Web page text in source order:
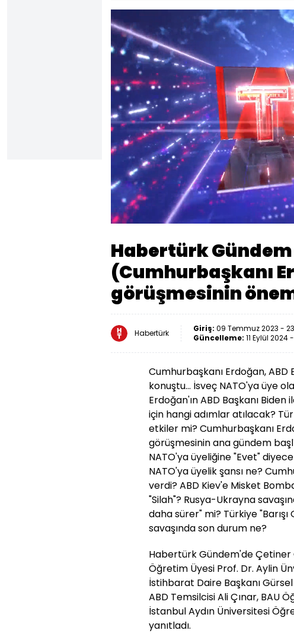
Sesi
Yüklendi :
0.45%
Habertürk Gündem
(Cumhurbaşkanı
görüşmesinin
Habertürk Giriş: 09 Temmuz 2023 -
Güncelleme: 11 Eylül 2024 -
Cumhurbaşkanı Erdoğan, ABD
konuştu... İsveç NATO'ya üye
Erdoğan'ın ABD Başkanı
için hangi adımlar atılacak?
etkiler mi? Cumhurbaşkanı
görüşmesinin ana gündem
NATO'ya üyeliğine "Evet"
NATO'ya üyelik şansı ne?
verdi? ABD Kiev'e Misket
"Silah"? Rusya-Ukrayna
daha sürer" mi? Türkiye
savaşında son durum ne?
Habertürk Gündem'de Çetiner
Öğretim Üyesi Prof. Dr. Aylin
İstihbarat Daire Başkanı
ABD Temsilcisi Ali Çınar, BAU
İstanbul Aydın Üniversitesi
yanıtladı.